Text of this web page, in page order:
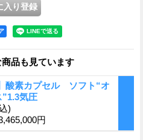
品も見ています
酸素カプセル ソフト“オ
気圧
)
円